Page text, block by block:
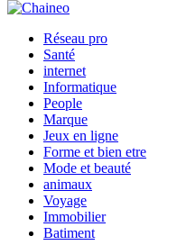
Réseau pro
Santé
internet
Informatique
People
Marque
Jeux en ligne
Forme et bien etre
Mode et beauté
animaux
Voyage
Immobilier
Batiment